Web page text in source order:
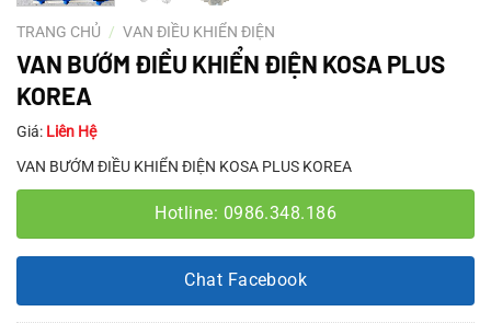
TRANG CHỦ / VAN ĐIỀU KHIỂN ĐIỆN
VAN BƯỚM ĐIỀU KHIỂN ĐIỆN KOSA PLUS
KOREA
Giá: Liên Hệ
VAN BƯỚM ĐIỀU KHIỂN ĐIỆN KOSA PLUS KOREA
Hotline: 0986.348.186
Chat Facebook